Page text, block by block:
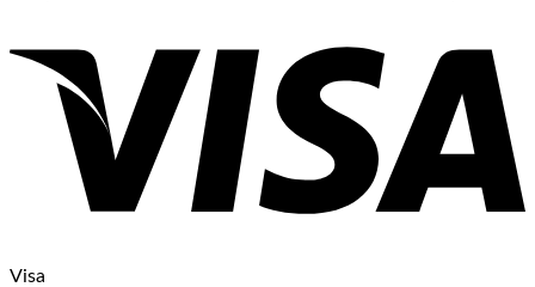
Visa